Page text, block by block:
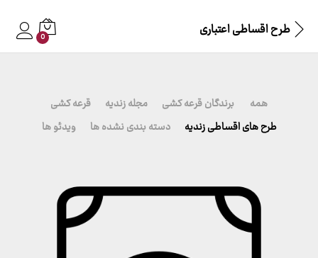
طرح اقساطی اعتباری 0
همه برندگان قرعه کشی مجله زندیه
قرعه کشی
طرح های اقساطی زندیه
دسته بندی نشده ها ویدئو ها